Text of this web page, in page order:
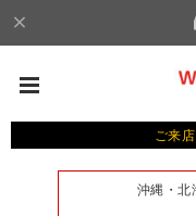
ご来
沖縄・北